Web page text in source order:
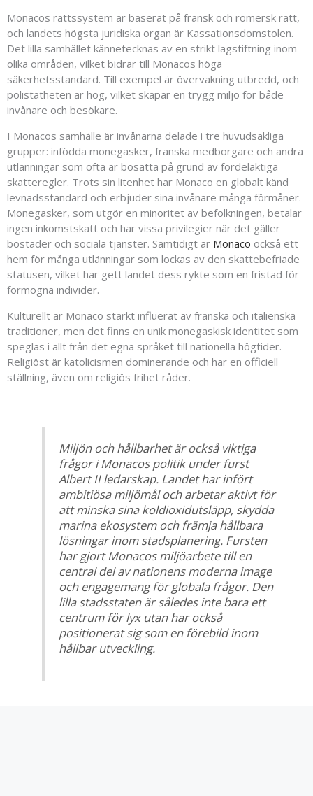
Monacos rättssystem är baserat på fransk och romersk rätt,
och landets högsta juridiska organ är Kassationsdomstolen.
Det lilla samhället kännetecknas av en strikt lagstiftning inom
olika områden, vilket bidrar till Monacos höga
säkerhetsstandard. Till exempel är övervakning utbredd, och
polistätheten är hög, vilket skapar en trygg miljö för både
invånare och besökare.
I Monacos samhälle är invånarna delade i tre huvudsakliga
grupper: infödda monegasker, franska medborgare och andra
utlänningar som ofta är bosatta på grund av fördelaktiga
skatteregler. Trots sin litenhet har Monaco en globalt känd
levnadsstandard och erbjuder sina invånare många förmåner.
Monegasker, som utgör en minoritet av befolkningen, betalar
ingen inkomstskatt och har vissa privilegier när det gäller
bostäder och sociala tjänster. Samtidigt är Monaco också ett
hem för många utlänningar som lockas av den skattebefriade
statusen, vilket har gett landet dess rykte som en fristad för
förmögna individer.
Kulturellt är Monaco starkt influerat av franska och italienska
traditioner, men det finns en unik monegaskisk identitet som
speglas i allt från det egna språket till nationella högtider.
Religiöst är katolicismen dominerande och har en officiell
ställning, även om religiös frihet råder.
Miljön och hållbarhet är också viktiga
frågor i Monacos politik under furst
Albert II ledarskap. Landet har infört
ambitiösa miljömål och arbetar aktivt för
att minska sina koldioxidutsläpp, skydda
marina ekosystem och främja hållbara
lösningar inom stadsplanering. Fursten
har gjort Monacos miljöarbete till en
central del av nationens moderna image
och engagemang för globala frågor. Den
lilla stadsstaten är således inte bara ett
centrum för lyx utan har också
positionerat sig som en förebild inom
hållbar utveckling.